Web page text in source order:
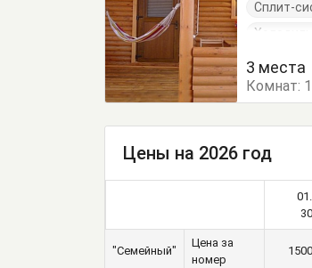
Сплит-
Посуда
3 места
Комнат: 1
Цены на 2026 год
"Семейный"
Цена за
номер
1500